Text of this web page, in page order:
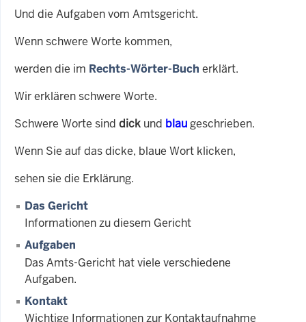
Und die Aufgaben vom Amtsgericht.
Wenn schwere Worte kommen,
werden die im Rechts-Wörter-Buch erklärt.
Wir erklären schwere Worte.
Schwere Worte sind dick und blaugeschrieben.
Wenn Sie auf das dicke, blaue Wort klicken,
sehen sie die Erklärung.
Das Gericht
Informationen zu diesem Gericht
Aufgaben
Das Amts-Gericht hat viele verschiedene
Aufgaben.
Kontakt
Wichtige Informationen zur Kontaktaufnahme